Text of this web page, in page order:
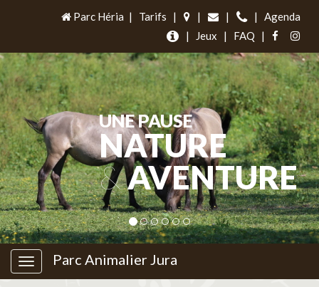
Parc Héria | Tarifs | | | |
Agenda
|
Jeux | FAQ |
UNE PAUSE
NATURE
&AVENTURE
Parc Animalier Jura